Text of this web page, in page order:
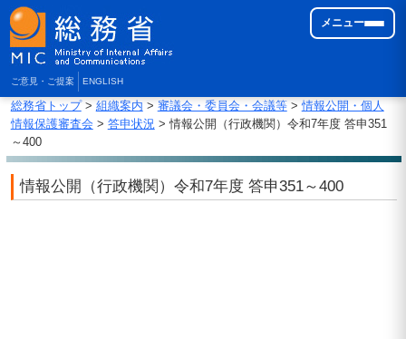
ご意見・ご提案 ENGLISH
メニュー
総務省トップ> 組織案内 > 審議会・委員会・会議等>情報公開・個人
情報保護審査会 > 答申状況> 情報公開（行政機関）令和7年度 答申351
～400
情報公開（行政機関）令和7年度 答申351～400